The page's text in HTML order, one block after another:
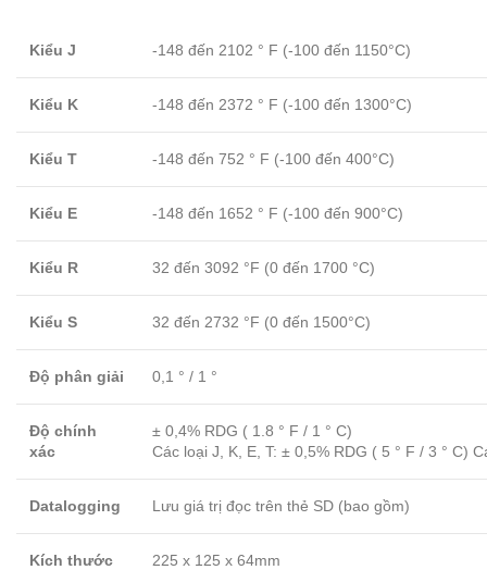
Kiểu J -148 đến 2102 ° F (-100 đến 1150°C)
Kiểu K -148 đến 2372 ° F (-100 đến 1300°C)
Kiểu T -148 đến 752 ° F (-100 đến 400°C)
Kiểu E -148 đến 1652 ° F (-100 đến 900°C)
Kiểu R 32 đến 3092 °F (0 đến 1700 °C)
Kiểu S 32 đến 2732 °F (0 đến 1500°C)
Độ phân giải 0,1 ° / 1 °
Độ chính
xác
± 0,4% RDG ( 1.8 ° F / 1 ° C)
Các loại J, K, E, T: ± 0,5% RDG ( 5 ° F / 3 ° C)
Datalogging Lưu giá trị đọc trên thẻ SD (bao gồm)
Kích thước 225 x 125 x 64mm